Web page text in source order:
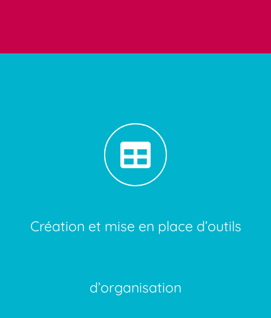
Création et mise en place d’outils
d’organisation